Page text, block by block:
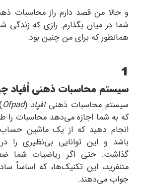
و حالا من قصد دارم راز محاسبات
شما در میان بگذارم. رازی که زندگی
همانطور که برای من چنین بود.
1
سیستم محاسبات ذهنی اُفپاد
سیستم محاسبات ذهنیافپاد (
Ofpad
که به شما اجازه می‌دهد محاسبات را
انجام دهید که از یک ماشین حساب
باشد و این توانایی بی‌نظیری را
گذاشت. حتی اگر ریاضیات شما
متنفرید، این تکنیک‌ها، که اساساً
جواب می‌دهند.